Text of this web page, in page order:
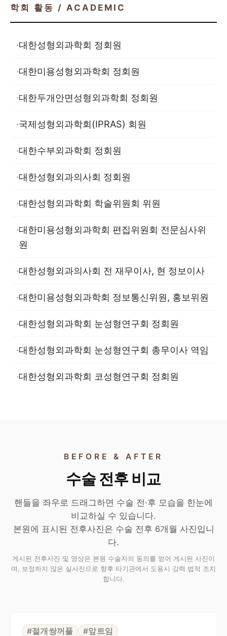
학회 활동 / ACADEMIC
대한성형외과학회 정회원
대한미용성형외과학회 정회원
대한두개안면성형외과학회 정회원
국제성형외과학회(IPRAS) 회원
대한수부외과학회 정회원
대한성형외과의사회 정회원
대한성형외과학회 학술위원회 위원
대한미용성형외과학회 편집위원회 전문심사위
원
대한성형외과의사회 전 재무이사, 현 정보이사
대한미용성형외과학회 정보통신위원, 홍보위원
대한성형외과학회 눈성형연구회 정회원
대한성형외과학회 눈성형연구회 총무이사 역임
대한성형외과학회 코성형연구회 정회원
BEFORE & AFTER
수술 전후 비교
핸들을 좌우로 드래그하면 수술 전·후 모습을 한눈에
비교하실 수 있습니다.
본원에 표시된 전후사진은 수술 전후 6개월 사진입니
다.
게시된 전후사진 및 영상은 본원 수술자의 동의를 얻어 게시된 사진이
며, 보정하지 않은 실사진으로 향후 타기관에서 도용시 강력 법적 조치
합니다.
BEFORE
#절개쌍꺼풀 #앞트임